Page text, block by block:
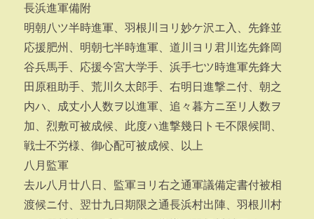
長浜進軍備附
明朝八ツ半時進軍、羽根川ヨリ妙ケ沢エ入、先鋒並
応援肥州、明朝七半時進軍、道川ヨリ君川迄先鋒岡
谷兵馬手、応援今宮大学手、浜手七ツ時進軍先鋒大
田原租助手、荒川久太郎手、右明日進撃ニ付、朝之
内ハ、成丈小人数ヲ以進軍、追々暮方ニ至リ人数ヲ
加、烈敷可被成候、此度ハ進撃幾日トモ不限候間、
戦士不労様、御心配可被成候、以上
八月監軍
去ル八月廿八日、監軍ヨリ右之通軍議備定書付被相
渡候ニ付、翌廿九日期限之通長浜村出陣、羽根川村